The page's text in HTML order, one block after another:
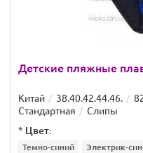
Детские пляжные
Китай 38.40.42.44.46.
Стандартная
Слипы
* Цвет:
Темно-синий Электрик-